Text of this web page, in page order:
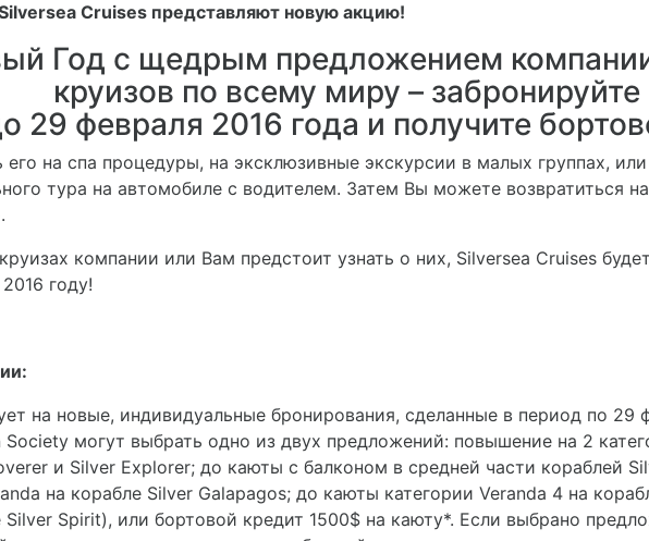
Cruises представляют новую акцию!
Год с щедрым предложением
круизов по всему миру – забронируйте
29 февраля 2016 года и получите
на спа процедуры, на эксклюзивные экскурсии в малых группах,
тура на автомобиле с водителем. Затем Вы можете возвратиться
компании или Вам предстоит узнать о них, Silversea Cruises
году!
на новые, индивидуальные бронирования, сделанные в период по 29
Society могут выбрать одно из двух предложений: повышение на 2
и Silver Explorer; до каюты с балконом в средней части кораблей
на корабле Silver Galapagos; до каюты категории Veranda 4 на
Silver Spirit), или бортовой кредит 1500$ на каюту*. Если выбрано